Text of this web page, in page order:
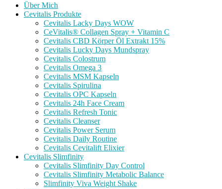
Über Mich
Cevitalis Produkte
Cevitalis Lacky Days WOW
CeVitalis® Collagen Spray + Vitamin C
Cevitalis CBD Körper Öl Extrakt 15%
Cevitalis Lucky Days Mundspray
Cevitalis Colostrum
Cevitalis Omega 3
Cevitalis MSM Kapseln
Cevitalis Spirulina
Cevitalis OPC Kapseln
Cevitalis 24h Face Cream
Cevitalis Refresh Tonic
Cevitalis Cleanser
Cevitalis Power Serum
Cevitalis Daily Routine
Cevitalis Cevitalift Elixier
Cevitalis Slimfinity
Cevitalis Slimfinity Day Control
Cevitalis Slimfinity Metabolic Balance
Slimfinity Viva Weight Shake